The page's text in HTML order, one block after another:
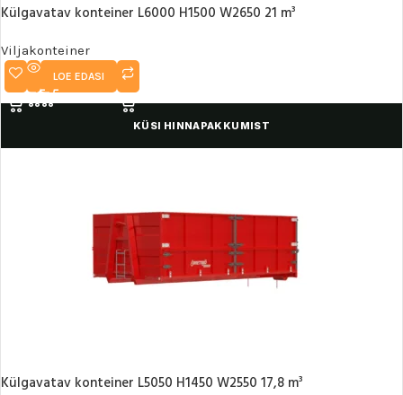
Külgavatav konteiner L6000 H1500 W2650 21 m³
Viljakonteiner
LOE EDASI
KÜSI HINNAPAKKUMIST
Külgavatav konteiner L5050 H1450 W2550 17,8 m³